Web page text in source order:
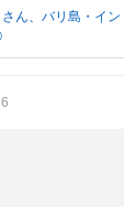
さん、バリ島・イ